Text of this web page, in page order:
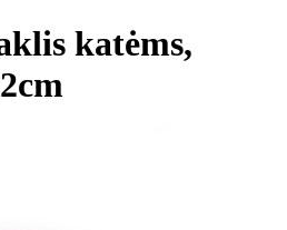
katėms,